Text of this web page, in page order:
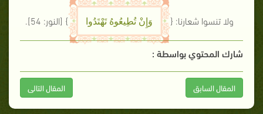
ولا تنسوا شعارنا: { وَإِنْ تُطِيعُوهُ تَهْتَدُوا } [النور: 54] .
شارك المحتوي بواسطة :
المقال السابق المقال التالى